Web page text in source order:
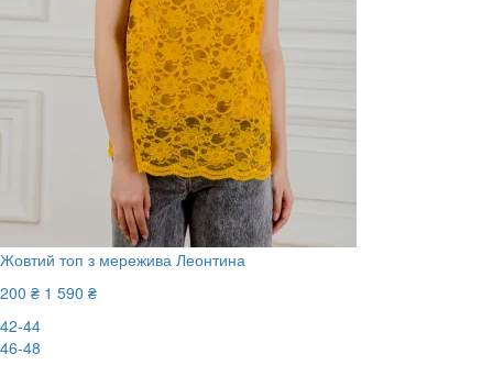
Жовтий топ з мережива Леонтина
200 ₴ 1 590 ₴
42-44
46-48